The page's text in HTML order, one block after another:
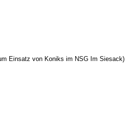
Einsatz von Koniks im NSG Im Siesack)